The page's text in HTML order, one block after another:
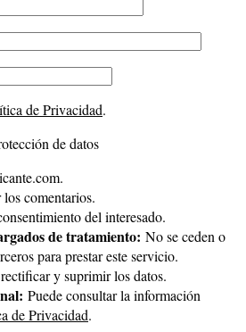
de Privacidad.
de datos
comentarios.
del interesado.
de tratamiento: No se ceden o
para prestar este servicio.
y suprimir los datos.
Puede consultar la información
de Privacidad.